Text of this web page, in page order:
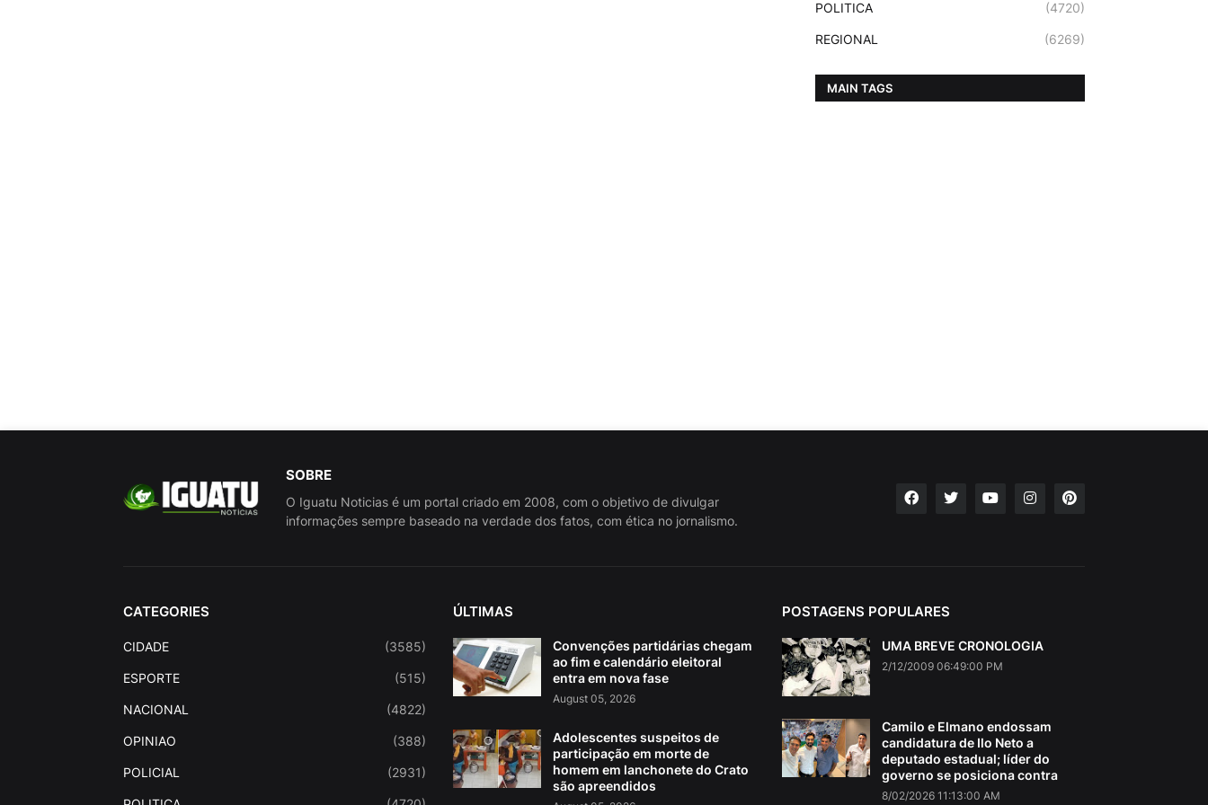
POLITICA (4720)
REGIONAL (6269)
MAIN TAGS
SOBRE
O Iguatu Noticias é um portal criado em 2008, com o objetivo de divulgar
informações sempre baseado na verdade dos fatos, com ética no jornalismo.
CATEGORIES
CIDADE (3585)
ESPORTE (515)
NACIONAL (4822)
OPINIAO (388)
POLICIAL (2931)
ÚLTIMAS
Convenções partidárias chegam
ao fim e calendário eleitoral
entra em nova fase
August 05, 2026
Adolescentes suspeitos de
participação em morte de
homem em lanchonete do Crato
são apreendidos
POSTAGENS POPULARES
UMA BREVE CRONOLOGIA
2/12/2009 06:49:00 PM
Camilo e Elmano endossam
candidatura de Ilo Neto a
deputado estadual; líder do
governo se posiciona contra
8/02/2026 11:13:00 AM